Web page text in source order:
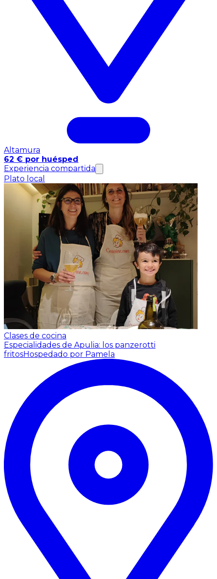
Altamura
62 € por huésped
Experiencia compartida
Plato local
Clases de cocina
Especialidades de Apulia: los panzerotti
fritosHospedado por Pamela